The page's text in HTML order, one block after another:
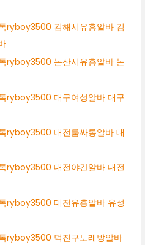
ryboy3500 김해시유흥알바 김
ryboy3500 논산시유흥알바 논
ryboy3500 대구여성알바 대구
ryboy3500 대전룸싸롱알바 대
ryboy3500 대전야간알바 대전
ryboy3500 대전유흥알바 유성
ryboy3500 덕진구노래방알바